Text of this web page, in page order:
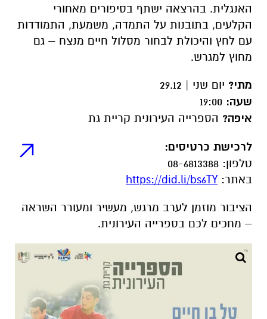
האנגלית. בהרצאה ישתף בסיפורים מאחורי
הקלעים, בתובנות על התמדה, משמעת, התמודדות
עם לחץ והיכולת לבחור מסלול חיים מנצח – גם
מחוץ למגרש.
מתי? יום שני | 29.12
שעה:
איפה? הספרייה העירונית קריית גת
לרכישת כרטיסים:
טלפון: 08-6813388
באתר:https://did.li/bs6TY
הציבור מוזמן לערב מרגש, מעשיר ומעורר השראה
– מחכים לכם בספרייה העירונית.